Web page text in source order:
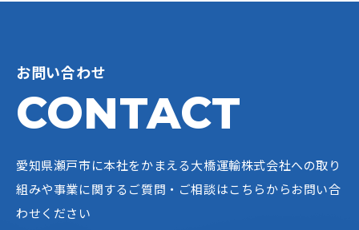
お問い合わせ
CONTACT
愛知県瀬戸市に本社をかまえる大橋運輸株式会社への取り
組みや事業に関するご質問・ご相談はこちらからお問い合
わせください